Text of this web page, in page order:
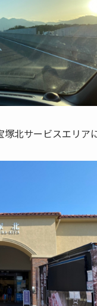
北サービスエリ